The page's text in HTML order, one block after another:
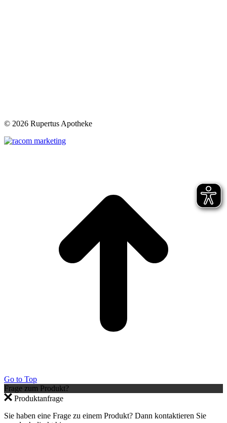
© 2026 Rupertus Apotheke
Go to Top
Frage zum Produkt?
Produktanfrage
Sie haben eine Frage zu einem Produkt? Dann kontaktieren Sie